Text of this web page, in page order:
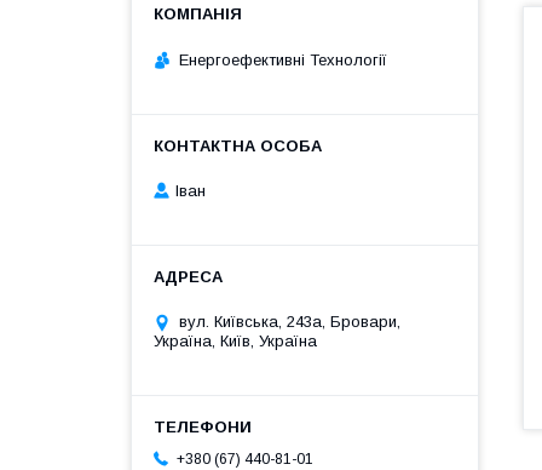
Енергоефективні Технології
Іван
вул. Київська, 243а, Бровари,
Україна, Київ, Україна
+380 (67) 440-81-01